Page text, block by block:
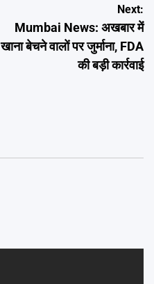
Next:
Mumbai News: अखबार में
खाना बेचने वालों पर जुर्माना, FDA
की बड़ी कार्रवाई